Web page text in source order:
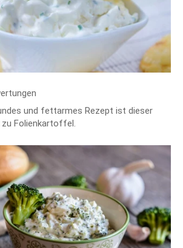
und fettarmes Rezept ist dieser
zu Folienkartoffel.